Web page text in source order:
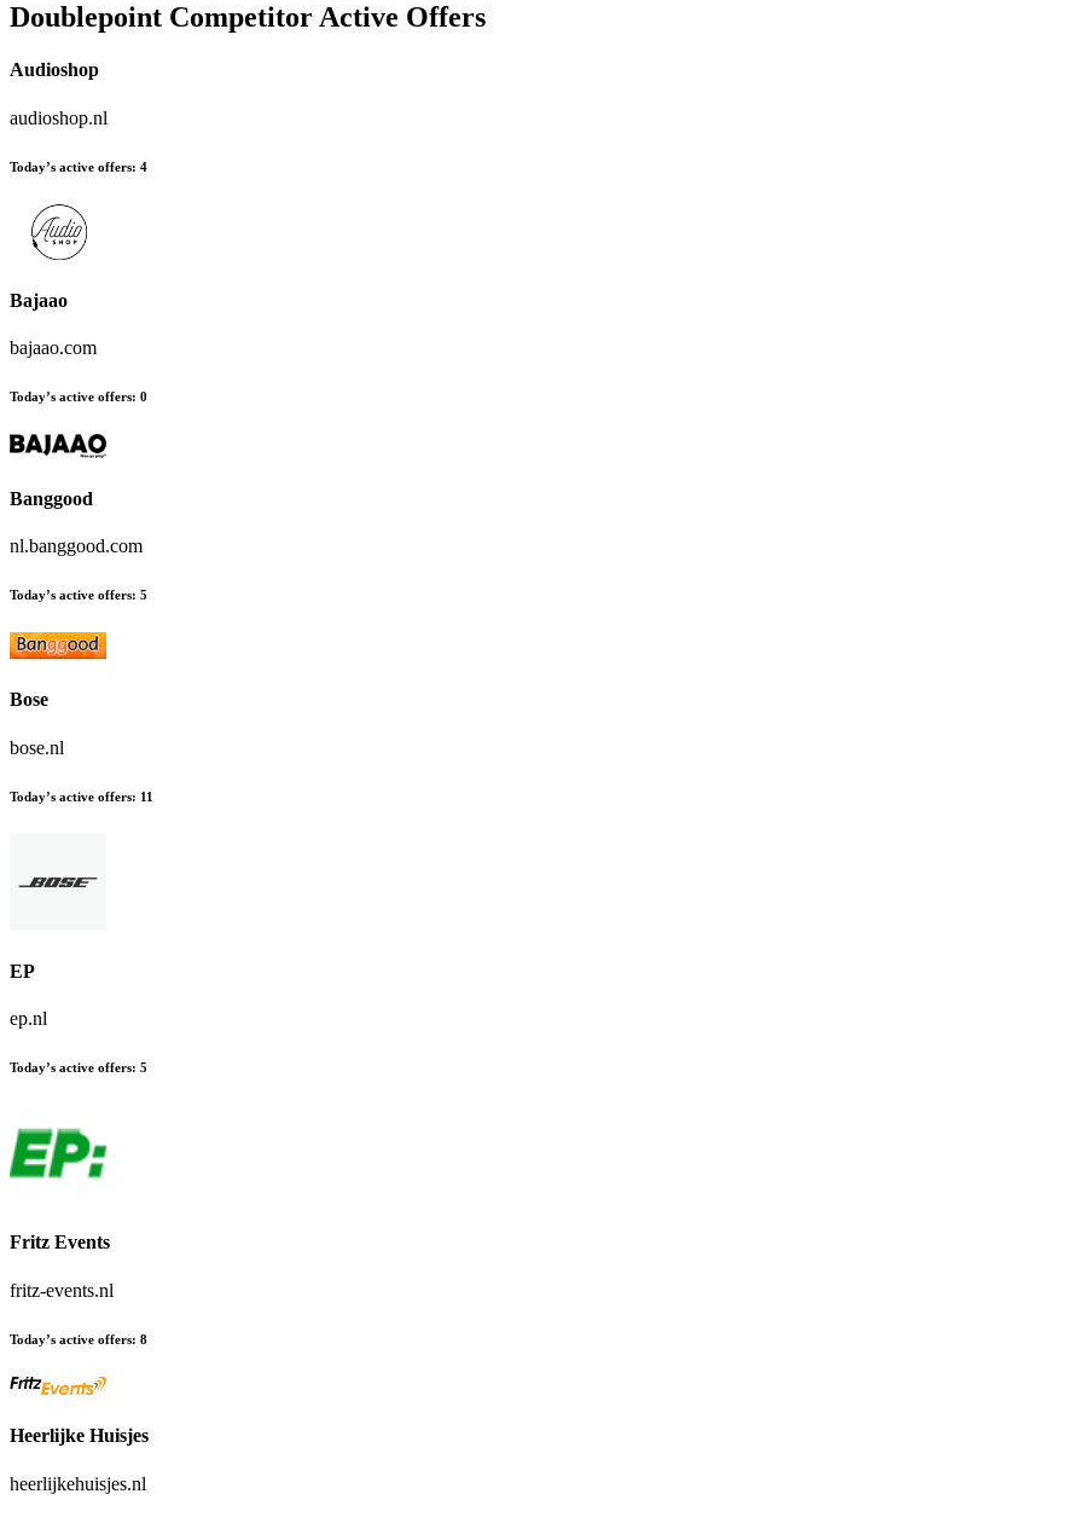
Doublepoint Competitor Active Offers
Audioshop
audioshop.nl
Today’s active offers: 4
Bajaao
bajaao.com
Today’s active offers: 0
Banggood
nl.banggood.com
Today’s active offers: 5
Bose
bose.nl
Today’s active offers: 11
EP
ep.nl
Today’s active offers: 5
Fritz Events
fritz-events.nl
Today’s active offers: 8
Heerlijke Huisjes
heerlijkehuisjes.nl